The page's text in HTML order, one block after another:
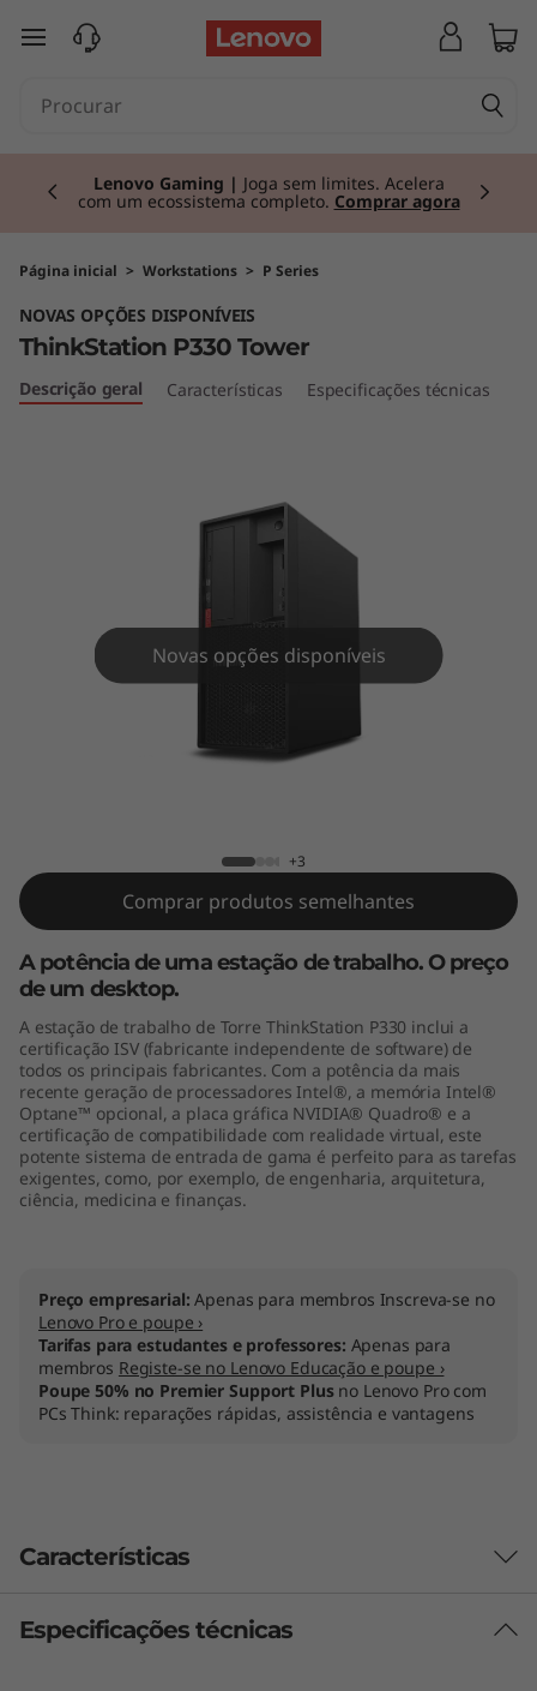
T
S
a
o
w
e
saltar para o conteúdo principal
Lenovo Gaming | Joga sem limites. Acelera
com um ecossistema completo. Comprar agora
Página inicial > Workstations > P Series
NOVAS OPÇÕES DISPONÍVEIS
ThinkStation P330 Tower
Descrição geral Características Especificações técnicas
Novas opções disponíveis
+3
Comprar produtos semelhantes
A potência de uma estação de trabalho. O preço
de um desktop.
A estação de trabalho de Torre ThinkStation P330 inclui a
certificação ISV (fabricante independente de software) de
todos os principais fabricantes. Com a potência da mais
recente geração de processadores Intel®, a memória Intel®
Optane™ opcional, a placa gráfica NVIDIA® Quadro® e a
certificação de compatibilidade com realidade virtual, este
potente sistema de entrada de gama é perfeito para as tarefas
exigentes, como, por exemplo, de engenharia, arquitetura,
ciência, medicina e finanças.
Preço empresarial:Apenas para membros Inscreva-se no
Lenovo Pro e poupe ›
Tarifas para estudantes e professores: Apenas para
membros Registe-se no Lenovo Educação e poupe ›
Poupe 50% no Premier Support Plusno Lenovo Pro com
PCs Think: reparações rápidas, assistência e vantagens
Características
O departamento de TI pode esperar mais
Especificações técnicas